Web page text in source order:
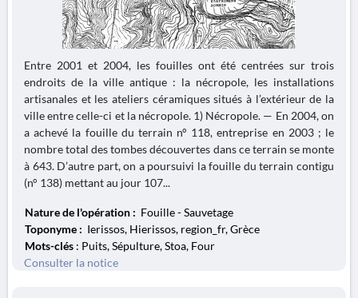
Entre 2001 et 2004, les fouilles ont été centrées sur trois
endroits de la ville antique : la nécropole, les installations
artisanales et les ateliers céramiques situés à l’extérieur de la
ville entre celle-ci et la nécropole. 1) Nécropole. — En 2004, on
a achevé la fouille du terrain n° 118, entreprise en 2003 ; le
nombre total des tombes découvertes dans ce terrain se monte
à 643. D’autre part, on a poursuivi la fouille du terrain contigu
(n° 138) mettant au jour 107...
Nature de l'opération : Fouille - Sauvetage
Toponyme : Ierissos, Hierissos, region_fr, Grèce
Mots-clés : Puits, Sépulture, Stoa, Four
Consulter la notice